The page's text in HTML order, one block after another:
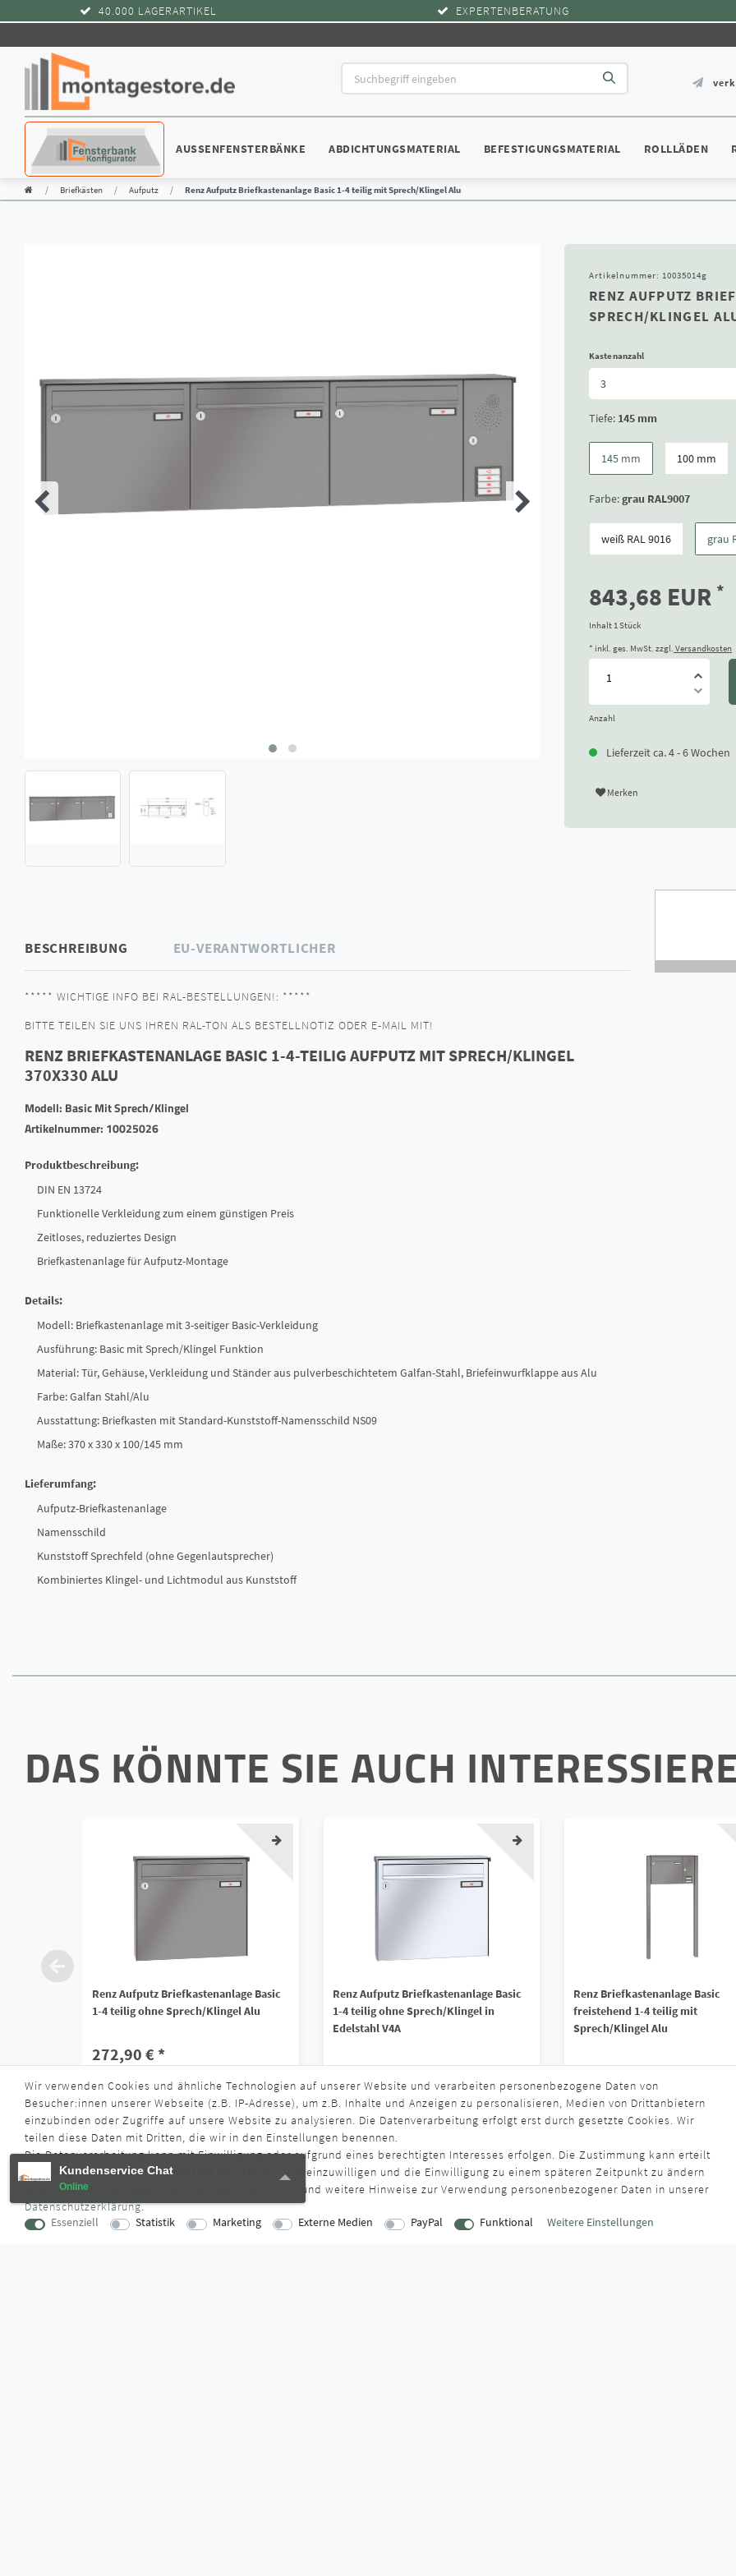
40.000 LAGERARTIKEL EXPERTENBERATUNG
KONFIGURATOR
AUSSENFENSTERBÄNKE
ABDICHTUNGSMATERIAL BEFESTIGUNGSMATERIAL ROLLLÄDEN
Briefkästen Aufputz Renz Aufputz Briefkastenanlage Basic 1-4 teilig mit Sprech/Klingel Alu
Artikelnummer: 10035014g
RENZ AUFPUTZ
SPRECH/KLINGEL
Kastenanzahl
Tiefe: 145 mm
145 mm 100 mm
Farbe:grau RAL9007
weiß RAL 9016 grau
843,68 EUR *
Inhalt 1Stück
* inkl. ges. MwSt. zzgl. Versandkosten
Anzahl
Lieferzeit ca. 4 - 6 Wochen
Merken
BESCHREIBUNG EU-VERANTWORTLICHER
***** WICHTIGE INFO BEI RAL-BESTELLUNGEN!: *****
BITTE TEILEN SIE UNS IHREN RAL-TON ALS BESTELLNOTIZ ODER E-MAIL MIT!
RENZ BRIEFKASTENANLAGE BASIC 1-4-TEILIG AUFPUTZ MIT SPRECH/KLINGEL
370X330 ALU
Modell: Basic Mit Sprech/Klingel
Artikelnummer: 10025026
Produktbeschreibung:
DIN EN 13724
Funktionelle Verkleidung zum einem günstigen Preis
Zeitloses, reduziertes Design
Briefkastenanlage für Aufputz-Montage
Details:
Modell: Briefkastenanlage mit 3-seitiger Basic-Verkleidung
Ausführung: Basic mit Sprech/Klingel Funktion
Material: Tür, Gehäuse, Verkleidung und Ständer aus pulverbeschichtetem Galfan-Stahl, Briefeinwurfklappe aus Alu
Farbe: Galfan Stahl/Alu
Ausstattung: Briefkasten mit Standard-Kunststoff-Namensschild NS09
Maße: 370 x 330 x 100/145 mm
Lieferumfang:
Aufputz-Briefkastenanlage
Namensschild
Kunststoff Sprechfeld (ohne Gegenlautsprecher)
Kombiniertes Klingel- und Lichtmodul aus Kunststoff
DAS KÖNNTE SIE AUCH
Renz Aufputz Briefkastenanlage Basic
1-4 teilig ohne Sprech/Klingel Alu
272,90 € *
*inkl. ges. MwSt.zzgl.Versandkosten
Lieferzeit ca. 4 - 6 Wochen
Renz Aufputz Briefkastenanlage Basic
1-4 teilig ohne Sprech/Klingel in
Edelstahl V4A
472,90 € *
*inkl. ges. MwSt.zzgl.Versandkosten
Lieferzeit ca. 4 - 6 Wochen
Renz Briefkastenanlage Basic
freistehend 1-4 teilig mit
Sprech/Klingel Alu
849,90 € *
*inkl. ges. MwSt.zzgl. Versandkosten
Lieferzeit ca. 4 - 6 Wochen
Wir verwenden Cookies und ähnliche Technologien auf unserer Website und verarbeiten personenbezogene Daten von
Besucher:innen unserer Webseite (z.B. IP-Adresse), um z.B. Inhalte und Anzeigen zu personalisieren, Medien von Drittanbietern
einzubinden oder Zugriffe auf unsere Website zu analysieren. Die Datenverarbeitung erfolgt erst durch gesetzte Cookies. Wir
teilen diese Daten mit Dritten, die wir in den Einstellungen benennen.
Die Datenverarbeitung kann mit Einwilligung oder aufgrund eines berechtigten Interesses erfolgen. Die Zustimmung kann erteilt
oder abgelehnt werden. Es besteht das Recht, nicht einzuwilligen und die Einwilligung zu einem späteren Zeitpunkt zu ändern
oder zu widerrufen. Beachten Sie unser
und weitere Hinweise zur Verwendung personenbezogener Daten in unserer
Daten­schutz­erklärung.
Essenziell
Statistik Marketing Externe Medien PayPal Funktional Weitere Einstellungen
Kundenservice Chat
Online
Kundenservice Chat
Online